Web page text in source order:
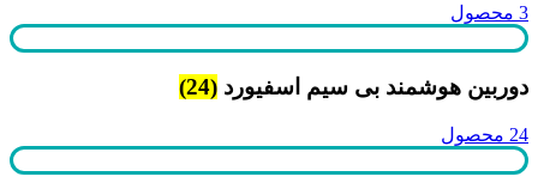
3 محصول
دوربین هوشمند بی سیم اسفیورد (24)
24 محصول